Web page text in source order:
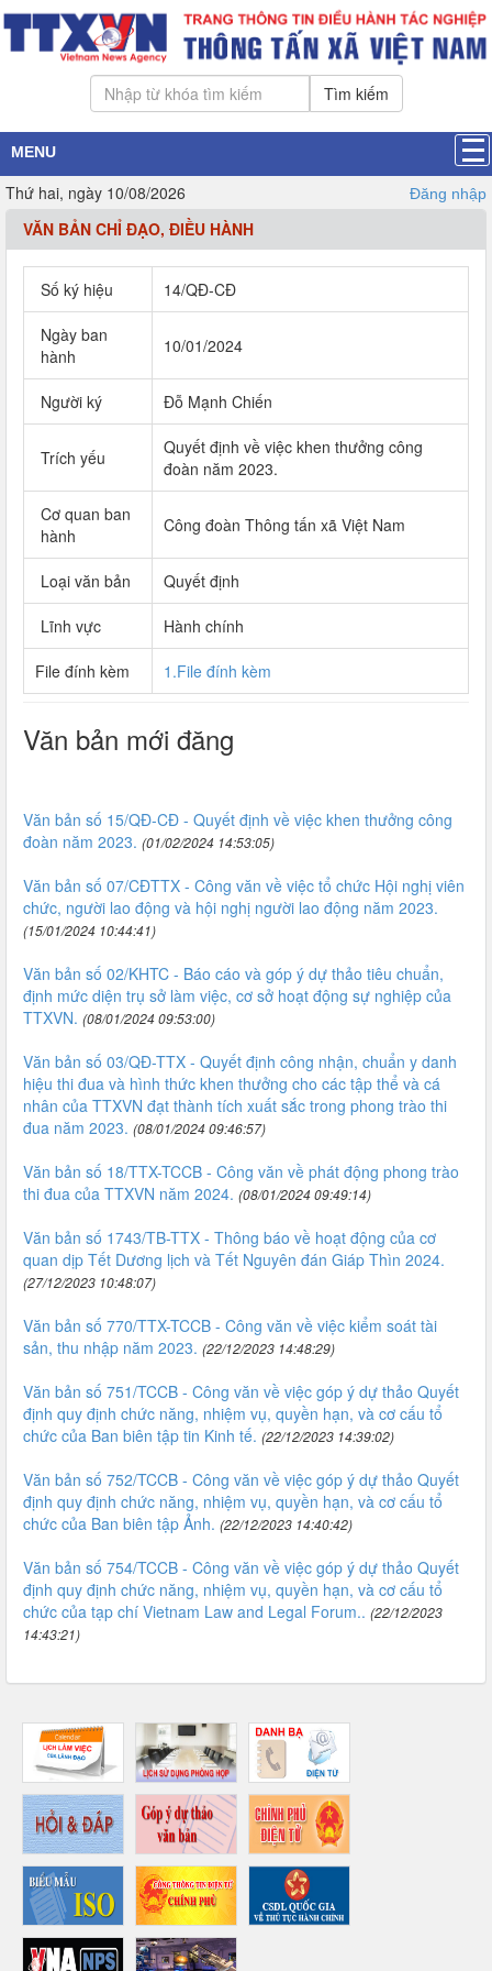
Tìm kiếm
MENU
Thứ hai, ngày 10/08/2026 Đăng nhập
VĂN BẢN CHỈ ĐẠO, ĐIỀU HÀNH
Số ký hiệu 14/QĐ-CĐ
Ngày ban
hành
10/01/2024
Người ký Đỗ Mạnh Chiến
Trích yếu
Quyết định về việc khen thưởng công
đoàn năm 2023.
Cơ quan ban
hành
Công đoàn Thông tấn xã Việt Nam
Loại văn bản Quyết định
Lĩnh vực Hành chính
File đính kèm 1.File đính kèm
Văn bản mới đăng
Văn bản số 15/QĐ-CĐ - Quyết định về việc khen thưởng công
đoàn năm 2023. (01/02/2024 14:53:05)
Văn bản số 07/CĐTTX - Công văn về việc tổ chức Hội nghị viên
chức, người lao động và hội nghị người lao động năm 2023.
(15/01/2024 10:44:41)
Văn bản số 02/KHTC - Báo cáo và góp ý dự thảo tiêu chuẩn,
định mức diện trụ sở làm việc, cơ sở hoạt động sự nghiệp của
TTXVN. (08/01/2024 09:53:00)
Văn bản số 03/QĐ-TTX - Quyết định công nhận, chuẩn y danh
hiệu thi đua và hình thức khen thưởng cho các tập thể và cá
nhân của TTXVN đạt thành tích xuất sắc trong phong trào thi
đua năm 2023. (08/01/2024 09:46:57)
Văn bản số 18/TTX-TCCB - Công văn về phát động phong trào
thi đua của TTXVN năm 2024. (08/01/2024 09:49:14)
Văn bản số 1743/TB-TTX - Thông báo về hoạt động của cơ
quan dịp Tết Dương lịch và Tết Nguyên đán Giáp Thìn 2024.
(27/12/2023 10:48:07)
Văn bản số 770/TTX-TCCB - Công văn về việc kiểm soát tài
sản, thu nhập năm 2023. (22/12/2023 14:48:29)
Văn bản số 751/TCCB - Công văn về việc góp ý dự thảo Quyết
định quy định chức năng, nhiệm vụ, quyền hạn, và cơ cấu tổ
chức của Ban biên tập tin Kinh tế. (22/12/2023 14:39:02)
Văn bản số 752/TCCB - Công văn về việc góp ý dự thảo Quyết
định quy định chức năng, nhiệm vụ, quyền hạn, và cơ cấu tổ
chức của Ban biên tập Ảnh. (22/12/2023 14:40:42)
Văn bản số 754/TCCB - Công văn về việc góp ý dự thảo Quyết
định quy định chức năng, nhiệm vụ, quyền hạn, và cơ cấu tổ
chức của tạp chí Vietnam Law and Legal Forum.. (22/12/2023
14:43:21)